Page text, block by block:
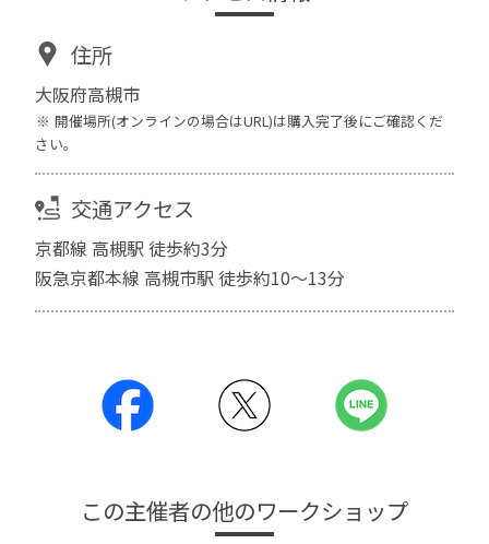
住所
大阪府高槻市
開催場所(オンラインの場合はURL)は購入完了後にご確認くだ
さい。
交通アクセス
京都線 高槻駅 徒歩約3分
阪急京都本線 高槻市駅 徒歩約10～13分
この主催者の他のワークショップ